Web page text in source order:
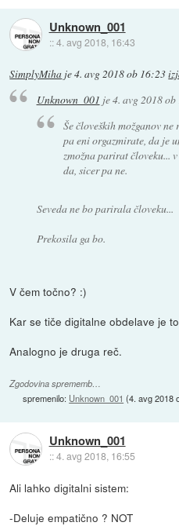
Unknown_001
::4. avg 2018, 16:43
SimplyMiha je4. avg 2018 ob 16:23
Unknown_001 je4. avg 2018
Še človeških možganov
pa eni orgazmirate, da je
zmožna parirat človeku...
da, sicer pa ne.
Seveda ne bo parirala človeku...
Prekosila ga bo.
V čem točno? :)
Kar se tiče digitalne obdelave je
Analogno je druga reč.
Zgodovina sprememb…
spremenilo: Unknown_001 (4. avg 2018
Unknown_001
::4. avg 2018, 16:55
Ali lahko digitalni sistem:
-Deluje empatično ? NOT